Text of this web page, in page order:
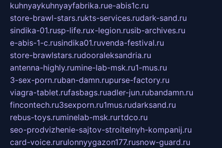
kuhnyaykuhnyayfabrika.rue-abis1c.ru
store-brawl-stars.rukts-services.rudark-sand.ru
sindika-01.rusp-life.rux-legion.rusib-archives.ru
e-abis-1-c.rusindika01.ruvenda-festival.ru
store-brawlstars.rudooraleksandria.ru
antenna-highly.rumine-lab-msk.ru1-mus.ru
3-sex-porn.ruban-damn.rupurse-factory.ru
viagra-tablet.rufasbags.ruadler-jun.rubandamn.ru
fincontech.ru3sexporn.ru1mus.rudarksand.ru
rebus-toys.ruminelab-msk.rurtdco.ru
seo-prodvizhenie-sajtov-stroitelnyh-kompanij.ru
card-voice.rurulonnyygazon177.rusnow-guard.ru